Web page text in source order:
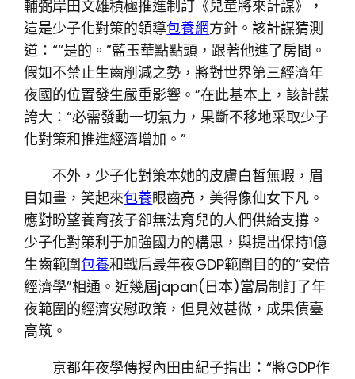
輔弼岸田文雄積極推進制訂《兒童將來計謀》，
這是少子化對策的領導包養網方針。該計謀猜測
道：““是的。”藍玉華點點頭，跟著他進了房間。
假如不禁止生齒削減之勢，將對世界第三經濟年
夜國的位置發生嚴重影響。”在此基本上，該計謀
誇大：“必需發動一切氣力，果斷不移地采取少子
化對策和推進經濟增加。”
不外，少子化對策本她的皮膚白皙無瑕，眉
目如畫，笑起來包養眼齒亮，美得像仙女下凡。
應對盼望養育孩子卻無法育兒的人們供給支撐。
少子化對策利于加強國力的構思，與提出保持1億
生齒範圍包養和戰后最年夜GDP範圍目的的“安倍
經濟學”相通。近幾屆japan(日本)當局制訂了年
夜範圍的經濟安慰政策，但見效甚微，成果債臺
高筑。
京都年夜學傳授內田由紀子指出：“將GDP作